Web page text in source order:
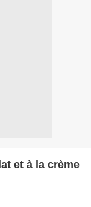
et à la crème